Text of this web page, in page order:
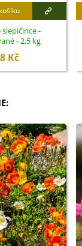
-
- 2,5 kg
Kč